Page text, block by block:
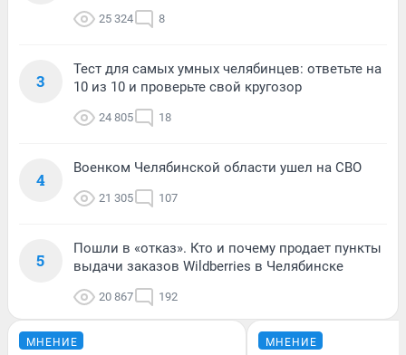
25 324 8
3
Тест для самых умных челябинцев: ответьте на
10 из 10 и проверьте свой кругозор
24 805 18
4
Военком Челябинской области ушел на СВО
21 305 107
5
Пошли в «отказ». Кто и почему продает пункты
выдачи заказов Wildberries в Челябинске
20 867 192
МНЕНИЕ МНЕНИЕ